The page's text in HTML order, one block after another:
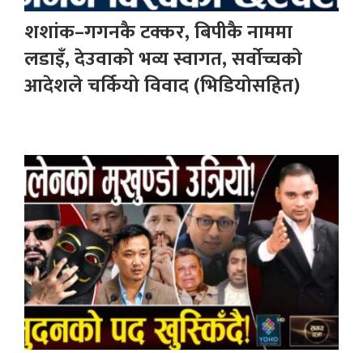
शशांक–गगनकै टक्कर, बिपीकै नाममा
लडाइँ, देउवाको भव्य स्वागत, सर्वोच्चको
आदेशले चर्कियो विवाद (भिडियोसहित)